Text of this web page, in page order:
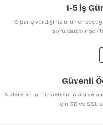
1-5 İş
Sipariş verdiğiniz ürünler
sorunsuz bir
Güvenli
Sizlere en iyi hizmeti sunmayı ve
için 3D ve SSL